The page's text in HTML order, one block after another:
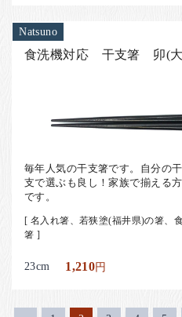
Natsuno
食洗機対応 干支箸 卯(
毎年人気の干支箸です。自分の
支で選ぶも良し！家族で揃える
です。
[ 名入れ箸、若狭塗(福井県)の箸、
箸 ]
23cm 1,210円